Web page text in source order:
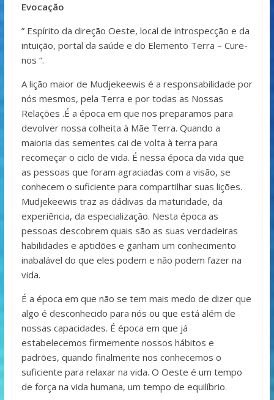
Evocação
” Espírito da direção Oeste, local de introspecção e da
intuição, portal da saúde e do Elemento Terra – Cure-
nos “.
A lição maior de Mudjekeewis é a responsabilidade por
nós mesmos, pela Terra e por todas as Nossas
Relações .É a época em que nos preparamos para
devolver nossa colheita à Mãe Terra. Quando a
maioria das sementes cai de volta à terra para
recomeçar o ciclo de vida. É nessa época da vida que
as pessoas que foram agraciadas com a visão, se
conhecem o suficiente para compartilhar suas lições.
Mudjekeewis traz as dádivas da maturidade, da
experiência, da especialização. Nesta época as
pessoas descobrem quais são as suas verdadeiras
habilidades e aptidões e ganham um conhecimento
inabalável do que eles podem e não podem fazer na
vida.
É a época em que não se tem mais medo de dizer que
algo é desconhecido para nós ou que está além de
nossas capacidades. É época em que já
estabelecemos firmemente nossos hábitos e
padrões, quando finalmente nos conhecemos o
suficiente para relaxar na vida. O Oeste é um tempo
de força na vida humana, um tempo de equilíbrio.